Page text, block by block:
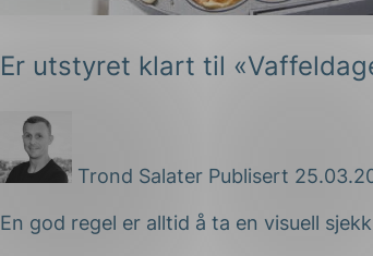
Er utstyret klart til
Trond Salater Publisert
En god regel er alltid å ta en visuell